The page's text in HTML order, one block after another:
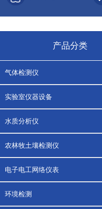
产品分类
气体检测仪
实验室仪器设备
水质分析仪
农林牧土壤检测仪
电子电工网络仪表
环境检测